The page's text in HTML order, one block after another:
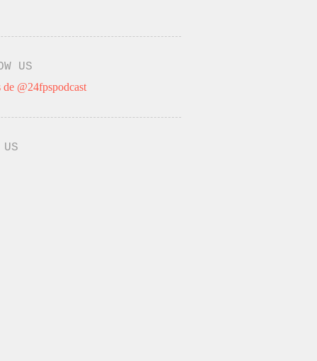
US
de @24fpspodcast